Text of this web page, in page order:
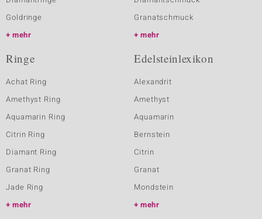
Goldringe
mehr
Granatschmuck
mehr
Ringe
Achat Ring
Amethyst Ring
Aquamarin Ring
Citrin Ring
Diamant Ring
Granat Ring
Jade Ring
mehr
Edelsteinlexikon
Alexandrit
Amethyst
Aquamarin
Bernstein
Citrin
Granat
Mondstein
mehr